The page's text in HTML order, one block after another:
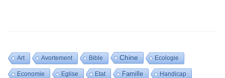
Art Avortement Bible Chine Ecologie
Economie Eglise Etat Famille Handicap